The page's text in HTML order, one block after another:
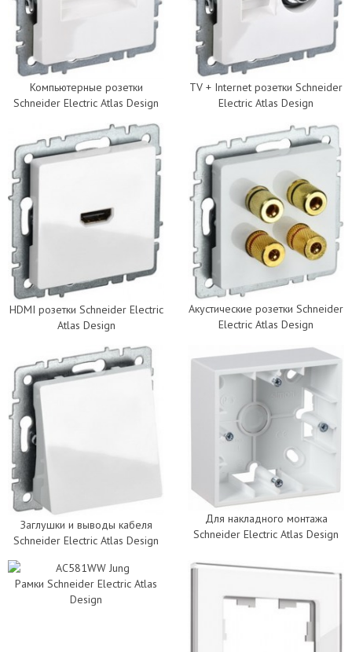
Компьютерные розетки
Schneider Electric Atlas Design
TV + Internet розетки Schneider
Electric Atlas Design
HDMI розетки Schneider Electric
Atlas Design
Акустические розетки Schneider
Electric Atlas Design
Заглушки и выводы кабеля
Schneider Electric Atlas Design
Для накладного монтажа
Schneider Electric Atlas Design
Рамки Schneider Electric Atlas
Design